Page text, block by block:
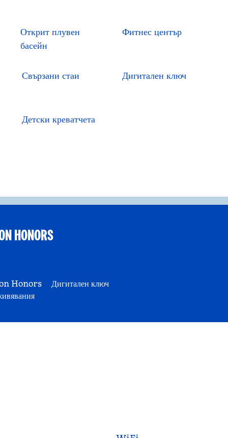
Открит плувен
басейн
Фитнес център
Свързани стаи Дигитален ключ
Детски креватчета
Honors
Дигитален ключ